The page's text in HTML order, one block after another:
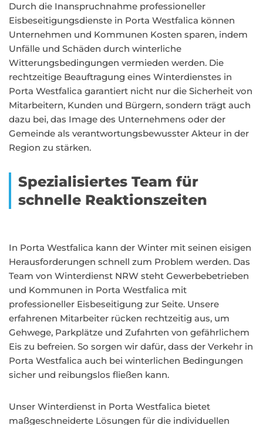
Durch die Inanspruchnahme professioneller
Eisbeseitigungsdienste in Porta Westfalica können
Unternehmen und Kommunen Kosten sparen, indem
Unfälle und Schäden durch winterliche
Witterungsbedingungen vermieden werden. Die
rechtzeitige Beauftragung eines Winterdienstes in
Porta Westfalica garantiert nicht nur die Sicherheit von
Mitarbeitern, Kunden und Bürgern, sondern trägt auch
dazu bei, das Image des Unternehmens oder der
Gemeinde als verantwortungsbewusster Akteur in der
Region zu stärken.
Spezialisiertes Team für
schnelle Reaktionszeiten
In Porta Westfalica kann der Winter mit seinen eisigen
Herausforderungen schnell zum Problem werden. Das
Team von Winterdienst NRW steht Gewerbebetrieben
und Kommunen in Porta Westfalica mit
professioneller Eisbeseitigung zur Seite. Unsere
erfahrenen Mitarbeiter rücken rechtzeitig aus, um
Gehwege, Parkplätze und Zufahrten von gefährlichem
Eis zu befreien. So sorgen wir dafür, dass der Verkehr in
Porta Westfalica auch bei winterlichen Bedingungen
sicher und reibungslos fließen kann.
Unser Winterdienst in Porta Westfalica bietet
maßgeschneiderte Lösungen für die individuellen